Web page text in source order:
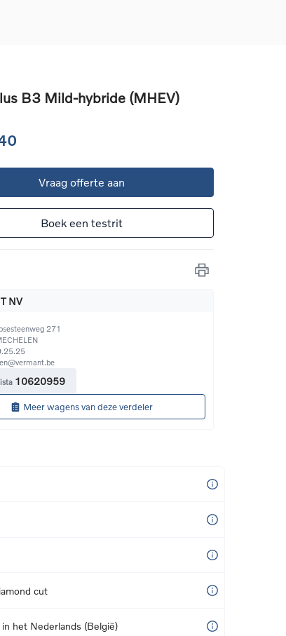
B3 Mild-hybride (MHEV)
Vraag offerte aan
Boek een testrit
NV
271
10620959
Meer wagens van deze verdeler
cut
het Nederlands (België)